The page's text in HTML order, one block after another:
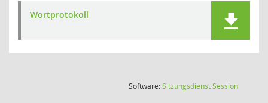
Wortprotokoll
Software:SitzungsdienstSession(Wird in